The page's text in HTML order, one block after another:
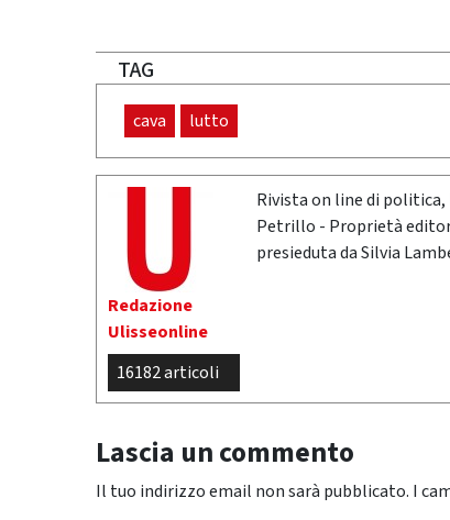
TAG
cava lutto
Redazione
Ulisseonline
16182 articoli
Rivista on line di
Petrillo - Proprietà
presieduta da Silvia
Lascia un commento
Il tuo indirizzo email non sarà pubblicato. I